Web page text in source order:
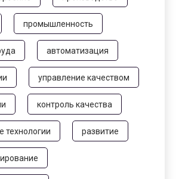
промышленность
автоматизация
управление качеством
контроль качества
технологии развитие